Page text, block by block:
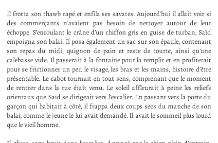
Il frotta son thawb rapé et enfila ses savates. Aujourd’hui il allait voir si
des commerçants n’avaient pas besoin de nettoyer autour de leur
échoppe. S’enroulant le crâne d’un chiffon gris en guise de turban, Saïd
empoigna son balai. Il posa également un sac sur son épaule, contenant
son repas du midi, quignon de pain et reste de tourte, ainsi qu’une
calebasse vide. Il passerait à la fontaine pour la remplir et en profiterait
pour se frictionner un peu le visage, les bras et les mains, histoire d’être
présentable. Le cabot tournait en tout sens, comprenant que le moment
de rentrer dans la rue était venu. Le soleil affleurait à peine les reliefs
orientaux que Saïd se dirigeait vers l’escalier. En passant vers la porte du
garçon qui habitait à côté, il frappa deux coups secs du manche de son
balai, comme le jeune le lui avait demandé. Il avait le sommeil plus lourd
que le vieil homme.